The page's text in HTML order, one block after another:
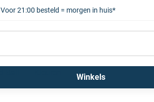
Voor 21:00 besteld = morgen in huis*
Winkels